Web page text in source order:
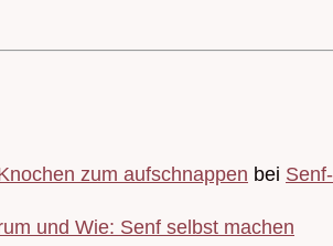
zum aufschnappen bei
und Wie: Senf selbst machen